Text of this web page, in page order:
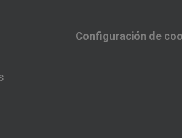
Configuración de